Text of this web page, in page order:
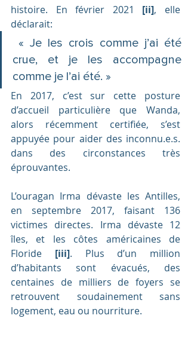
histoire. En février 2021 [ii], elle
déclarait:
crue, et je les accompagne
comme je l’ai été. »
En 2017, c’est sur cette posture
d’accueil particulière que Wanda,
alors récemment certifiée, s’est
appuyée pour aider des inconnu.e.s.
dans des circonstances très
éprouvantes.
L’ouragan Irma dévaste les Antilles,
en septembre 2017, faisant 136
victimes directes. Irma dévaste 12
îles, et les côtes américaines de
Floride [iii]. Plus d’un million
d’habitants sont évacués, des
centaines de milliers de foyers se
retrouvent soudainement sans
logement, eau ou nourriture.